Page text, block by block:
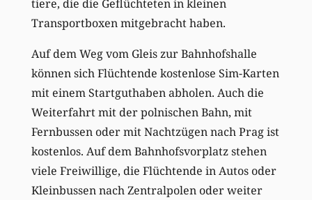
tiere, die die Geflüchteten in kleinen
Transportboxen mitgebracht haben.
Auf dem Weg vom Gleis zur Bahnhofshalle
können sich Flüchtende kostenlose Sim-Karten
mit einem Startguthaben abholen. Auch die
Weiterfahrt mit der polnischen Bahn, mit
Fernbussen oder mit Nachtzügen nach Prag ist
kostenlos. Auf dem Bahnhofsvorplatz stehen
viele Freiwillige, die Flüchtende in Autos oder
Kleinbussen nach Zen­tralpolen oder weiter